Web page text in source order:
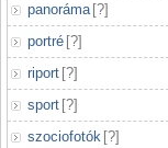
panoráma [?]
portré [?]
riport [?]
sport [?]
szociofotók [?]